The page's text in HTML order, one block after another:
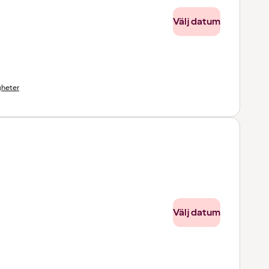
Välj datum
Välj datum